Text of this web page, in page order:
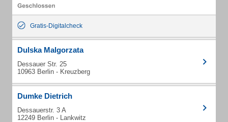
Gratis-Digitalcheck
Dulska Malgorzata
Dessauer Str. 25
10963 Berlin - Kreuzberg
Dumke Dietrich
Dessauerstr. 3 A
12249 Berlin - Lankwitz